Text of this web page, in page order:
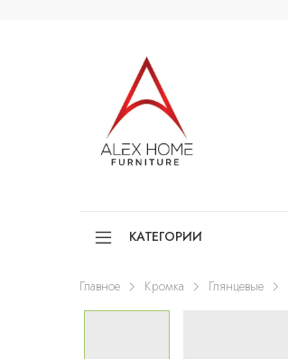
КАТЕГОРИИ
Главное Кромка Глянцевые